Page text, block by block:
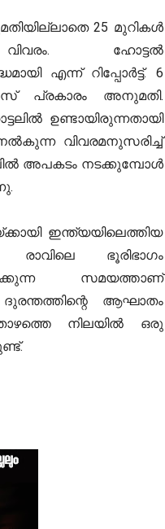
25 മുറികൾ
വിവരം. ഹോട്ടൽ
എന്ന് റിപ്പോർട്ട്. 6
പ്രകാരം അനുമതി.
ഉണ്ടായിരുന്നതായി
വിവരമനുസരിച്ച്
അപകടം നടക്കുമ്പോൾ
ഇന്ത്യയിലെത്തിയ
രാവിലെ ഭൂരിഭാഗം
സമയത്താണ്
ആഘാതം
താഴത്തെ നിലയിൽ ഒരു